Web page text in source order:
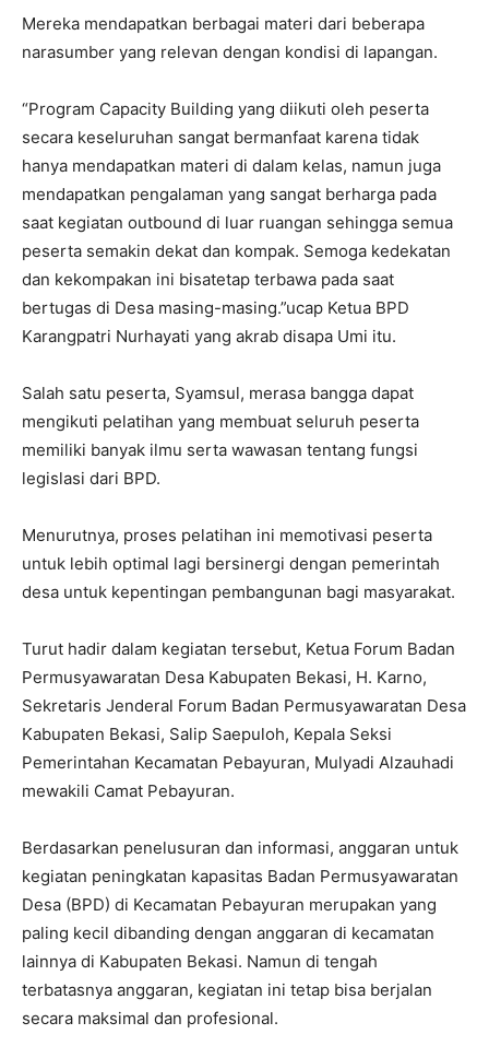
Mereka mendapatkan berbagai materi dari beberapa
narasumber yang relevan dengan kondisi di lapangan.
“Program Capacity Building yang diikuti oleh peserta
secara keseluruhan sangat bermanfaat karena tidak
hanya mendapatkan materi di dalam kelas, namun juga
mendapatkan pengalaman yang sangat berharga pada
saat kegiatan outbound di luar ruangan sehingga semua
peserta semakin dekat dan kompak. Semoga kedekatan
dan kekompakan ini bisatetap terbawa pada saat
bertugas di Desa masing-masing.”ucap Ketua BPD
Karangpatri Nurhayati yang akrab disapa Umi itu.
Salah satu peserta, Syamsul, merasa bangga dapat
mengikuti pelatihan yang membuat seluruh peserta
memiliki banyak ilmu serta wawasan tentang fungsi
legislasi dari BPD.
Menurutnya, proses pelatihan ini memotivasi peserta
untuk lebih optimal lagi bersinergi dengan pemerintah
desa untuk kepentingan pembangunan bagi masyarakat.
Turut hadir dalam kegiatan tersebut, Ketua Forum Badan
Permusyawaratan Desa Kabupaten Bekasi, H. Karno,
Sekretaris Jenderal Forum Badan Permusyawaratan Desa
Kabupaten Bekasi, Salip Saepuloh, Kepala Seksi
Pemerintahan Kecamatan Pebayuran, Mulyadi Alzauhadi
mewakili Camat Pebayuran.
Berdasarkan penelusuran dan informasi, anggaran untuk
kegiatan peningkatan kapasitas Badan Permusyawaratan
Desa (BPD) di Kecamatan Pebayuran merupakan yang
paling kecil dibanding dengan anggaran di kecamatan
lainnya di Kabupaten Bekasi. Namun di tengah
terbatasnya anggaran, kegiatan ini tetap bisa berjalan
secara maksimal dan profesional.